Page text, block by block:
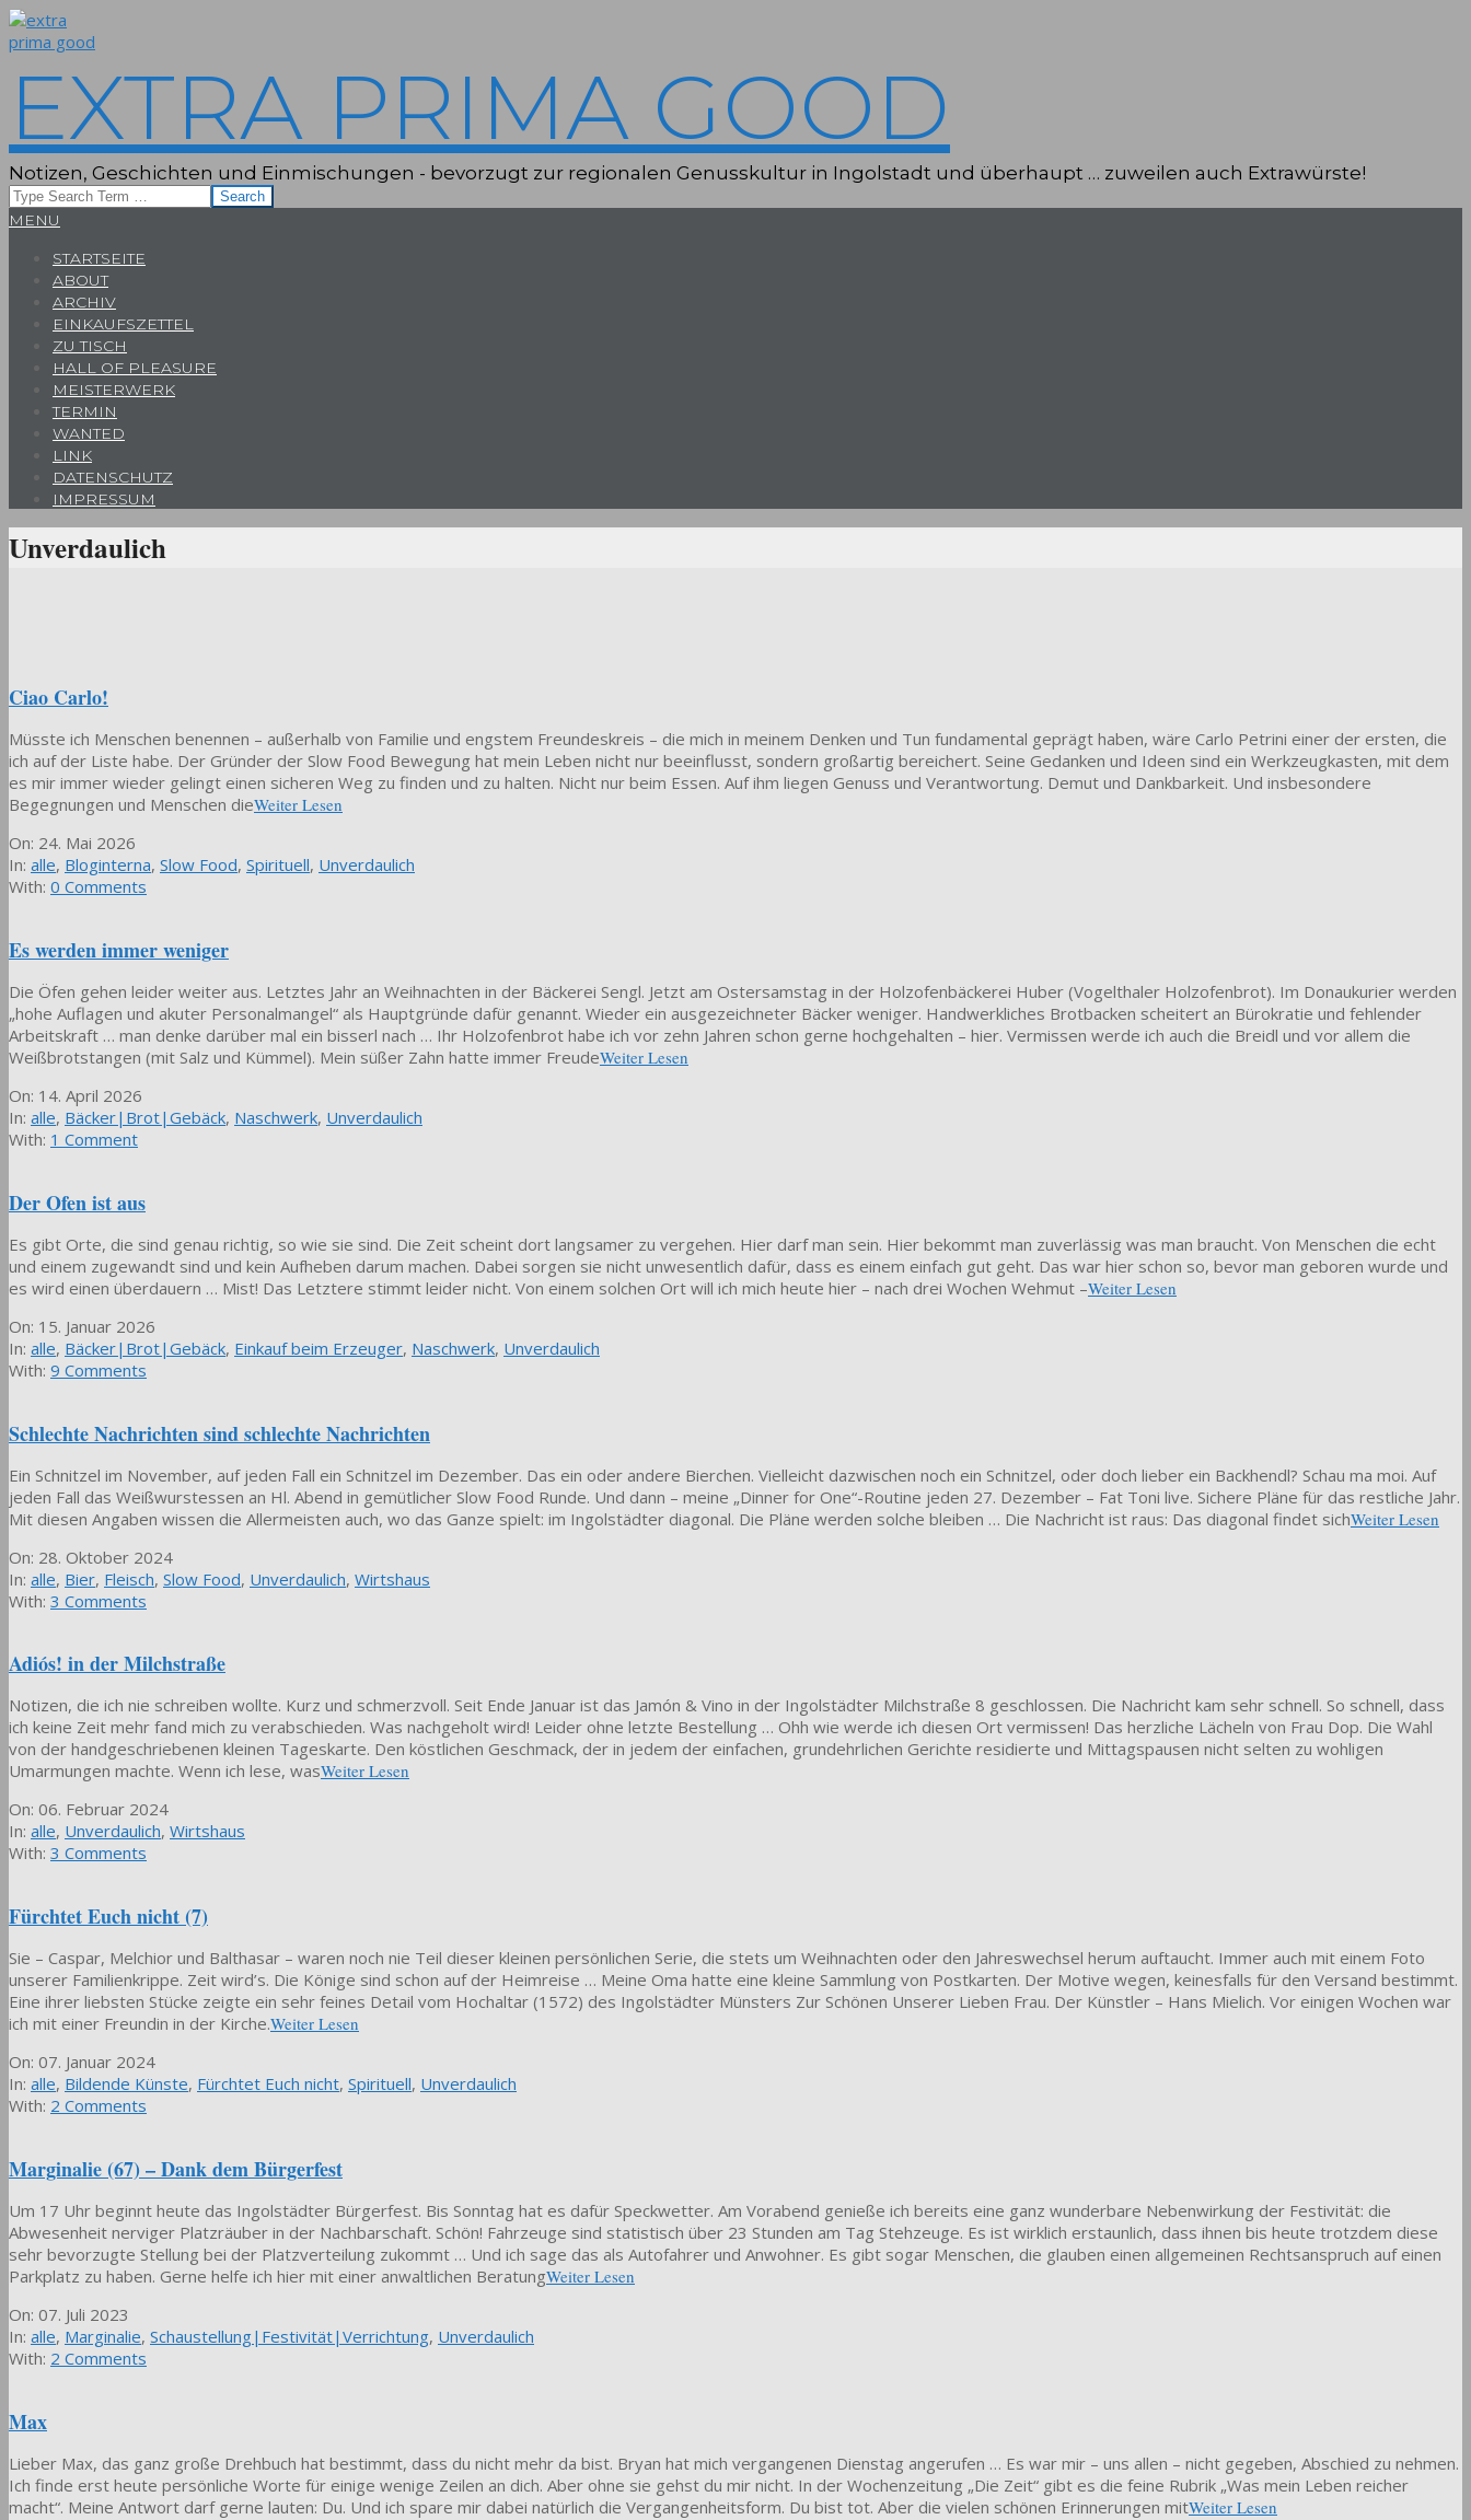
Skip
to
EXTRA PRIMA GOOD
Notizen, Geschichten und Einmischungen - bevorzugt zur regionalen Genusskultur in Ingolstadt und überhaupt … zuweilen auch Extrawürste!
Search
Primary
MENU
STARTSEITE
ABOUT
ARCHIV
EINKAUFSZETTEL
ZU TISCH
HALL OF PLEASURE
MEISTERWERK
TERMIN
WANTED
LINK
DATENSCHUTZ
IMPRESSUM
Unverdaulich
Ciao Carlo!
Müsste ich Menschen benennen – außerhalb von Familie und engstem Freundeskreis – die mich in meinem Denken und Tun fundamental geprägt haben, wäre Carlo Petrini einer der ersten, die
ich auf der Liste habe. Der Gründer der Slow Food Bewegung hat mein Leben nicht nur beeinflusst, sondern großartig bereichert. Seine Gedanken und Ideen sind ein Werkzeugkasten, mit dem
es mir immer wieder gelingt einen sicheren Weg zu finden und zu halten. Nicht nur beim Essen. Auf ihm liegen Genuss und Verantwortung. Demut und Dankbarkeit. Und insbesondere
Begegnungen und Menschen dieWeiter Lesen
2026-
05-
24
On: 24. Mai 2026
In: alle, Bloginterna, Slow Food, Spirituell, Unverdaulich
With: 0 Comments
Es werden immer weniger
Die Öfen gehen leider weiter aus. Letztes Jahr an Weihnachten in der Bäckerei Sengl. Jetzt am Ostersamstag in der Holzofenbäckerei Huber (Vogelthaler Holzofenbrot). Im Donaukurier werden
„hohe Auflagen und akuter Personalmangel“ als Hauptgründe dafür genannt. Wieder ein ausgezeichneter Bäcker weniger. Handwerkliches Brotbacken scheitert an Bürokratie und fehlender
Arbeitskraft … man denke darüber mal ein bisserl nach … Ihr Holzofenbrot habe ich vor zehn Jahren schon gerne hochgehalten – hier. Vermissen werde ich auch die Breidl und vor allem die
Weißbrotstangen (mit Salz und Kümmel). Mein süßer Zahn hatte immer FreudeWeiter Lesen
2026-
04-
14
On: 14. April 2026
In: alle, Bäcker|Brot|Gebäck, Naschwerk, Unverdaulich
With: 1 Comment
Der Ofen ist aus
Es gibt Orte, die sind genau richtig, so wie sie sind. Die Zeit scheint dort langsamer zu vergehen. Hier darf man sein. Hier bekommt man zuverlässig was man braucht. Von Menschen die echt
und einem zugewandt sind und kein Aufheben darum machen. Dabei sorgen sie nicht unwesentlich dafür, dass es einem einfach gut geht. Das war hier schon so, bevor man geboren wurde und
es wird einen überdauern … Mist! Das Letztere stimmt leider nicht. Von einem solchen Ort will ich mich heute hier – nach drei Wochen Wehmut –Weiter Lesen
2026-
01-
15
On: 15. Januar 2026
In: alle, Bäcker|Brot|Gebäck, Einkauf beim Erzeuger, Naschwerk, Unverdaulich
With: 9 Comments
Schlechte Nachrichten sind schlechte Nachrichten
Ein Schnitzel im November, auf jeden Fall ein Schnitzel im Dezember. Das ein oder andere Bierchen. Vielleicht dazwischen noch ein Schnitzel, oder doch lieber ein Backhendl? Schau ma moi. Auf
jeden Fall das Weißwurstessen an Hl. Abend in gemütlicher Slow Food Runde. Und dann – meine „Dinner for One“-Routine jeden 27. Dezember – Fat Toni live. Sichere Pläne für das restliche Jahr.
Mit diesen Angaben wissen die Allermeisten auch, wo das Ganze spielt: im Ingolstädter diagonal. Die Pläne werden solche bleiben … Die Nachricht ist raus: Das diagonal findet sichWeiter Lesen
2024-
10-
28
On: 28. Oktober 2024
In: alle, Bier, Fleisch, Slow Food, Unverdaulich, Wirtshaus
With: 3 Comments
Adiós! in der Milchstraße
Notizen, die ich nie schreiben wollte. Kurz und schmerzvoll. Seit Ende Januar ist das Jamón & Vino in der Ingolstädter Milchstraße 8 geschlossen. Die Nachricht kam sehr schnell. So schnell, dass
ich keine Zeit mehr fand mich zu verabschieden. Was nachgeholt wird! Leider ohne letzte Bestellung … Ohh wie werde ich diesen Ort vermissen! Das herzliche Lächeln von Frau Dop. Die Wahl
von der handgeschriebenen kleinen Tageskarte. Den köstlichen Geschmack, der in jedem der einfachen, grundehrlichen Gerichte residierte und Mittagspausen nicht selten zu wohligen
Umarmungen machte. Wenn ich lese, wasWeiter Lesen
2024-
02-
06
On: 06. Februar 2024
In: alle, Unverdaulich, Wirtshaus
With: 3 Comments
Fürchtet Euch nicht (7)
Sie – Caspar, Melchior und Balthasar – waren noch nie Teil dieser kleinen persönlichen Serie, die stets um Weihnachten oder den Jahreswechsel herum auftaucht. Immer auch mit einem Foto
unserer Familienkrippe. Zeit wird’s. Die Könige sind schon auf der Heimreise … Meine Oma hatte eine kleine Sammlung von Postkarten. Der Motive wegen, keinesfalls für den Versand bestimmt.
Eine ihrer liebsten Stücke zeigte ein sehr feines Detail vom Hochaltar (1572) des Ingolstädter Münsters Zur Schönen Unserer Lieben Frau. Der Künstler – Hans Mielich. Vor einigen Wochen war
ich mit einer Freundin in der Kirche.Weiter Lesen
2024-
01-
07
On: 07. Januar 2024
In: alle, Bildende Künste, Fürchtet Euch nicht, Spirituell, Unverdaulich
With: 2 Comments
Marginalie (67) – Dank dem Bürgerfest
Um 17 Uhr beginnt heute das Ingolstädter Bürgerfest. Bis Sonntag hat es dafür Speckwetter. Am Vorabend genieße ich bereits eine ganz wunderbare Nebenwirkung der Festivität: die
Abwesenheit nerviger Platzräuber in der Nachbarschaft. Schön! Fahrzeuge sind statistisch über 23 Stunden am Tag Stehzeuge. Es ist wirklich erstaunlich, dass ihnen bis heute trotzdem diese
sehr bevorzugte Stellung bei der Platzverteilung zukommt … Und ich sage das als Autofahrer und Anwohner. Es gibt sogar Menschen, die glauben einen allgemeinen Rechtsanspruch auf einen
Parkplatz zu haben. Gerne helfe ich hier mit einer anwaltlichen BeratungWeiter Lesen
2023-
07-
07
On: 07. Juli 2023
In: alle, Marginalie, Schaustellung|Festivität|Verrichtung, Unverdaulich
With: 2 Comments
Max
Lieber Max, das ganz große Drehbuch hat bestimmt, dass du nicht mehr da bist. Bryan hat mich vergangenen Dienstag angerufen … Es war mir – uns allen – nicht gegeben, Abschied zu nehmen.
Ich finde erst heute persönliche Worte für einige wenige Zeilen an dich. Aber ohne sie gehst du mir nicht. In der Wochenzeitung „Die Zeit“ gibt es die feine Rubrik „Was mein Leben reicher
macht“. Meine Antwort darf gerne lauten: Du. Und ich spare mir dabei natürlich die Vergangenheitsform. Du bist tot. Aber die vielen schönen Erinnerungen mitWeiter Lesen